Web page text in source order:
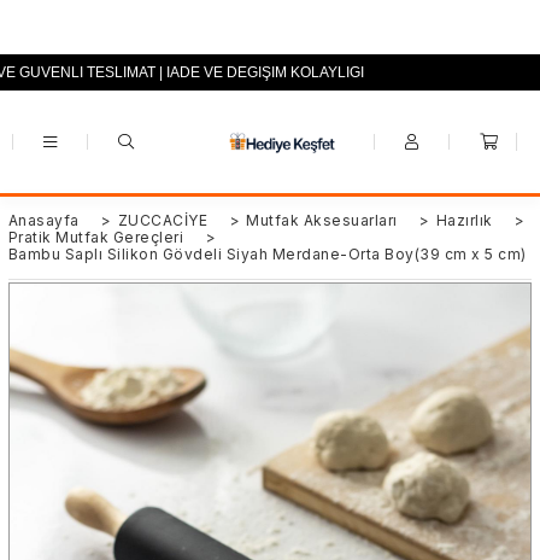
+90 (0553) 694 94 70
TESLİMAT | İADE VE DEĞİŞİM KOLAYLIĞI
Anasayfa > ZÜCCACİYE > Mutfak Aksesuarları > Hazırlık
>
Pratik Mutfak Gereçleri
>
Bambu Saplı Silikon Gövdeli Siyah Merdane-Orta Boy(39 cm x 5 cm)